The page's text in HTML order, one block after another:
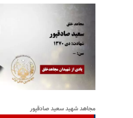
مجاهد شهید سعید صادقپور